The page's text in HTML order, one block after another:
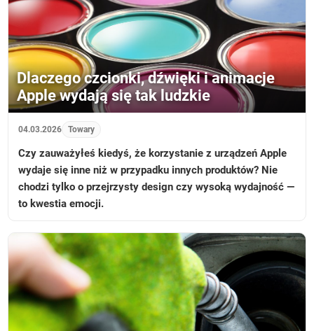
Dlaczego czcionki, dźwięki i animacje
Apple wydają się tak ludzkie
04.03.2026 Towary
Czy zauważyłeś kiedyś, że korzystanie z urządzeń Apple
wydaje się inne niż w przypadku innych produktów? Nie
chodzi tylko o przejrzysty design czy wysoką wydajność —
to kwestia emocji.